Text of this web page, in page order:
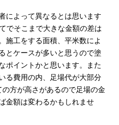
によって異なるとは思います
でそこまで大きな金額の差は
施工をする面積、平米数によ
とケースが多いと思うので塗
ポイントかと思います。また
る費用の内、足場代が大部分
の方が高さがあるので足場の金
金額は変わるかもしれませ